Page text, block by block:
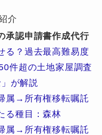
介
承認申請書作成代行
る？過去最高難易度
件超の土地家屋調査
が解説
→所有権移転嘱託
る種目：森林
→所有権移転嘱託